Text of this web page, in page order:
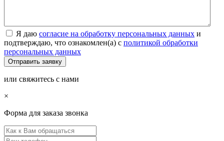
Я даю согласие на обработку персональных данных и
подтверждаю, что ознакомлен(а) с политикой обработки
персональных данных
или свяжитесь с нами
×
Форма для заказа звонка